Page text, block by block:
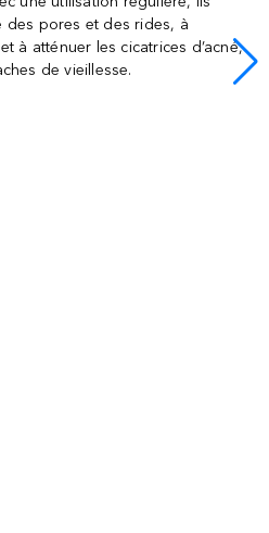
des pores et des rides, à
à atténuer les cicatrices d’acné,
de vieillesse.